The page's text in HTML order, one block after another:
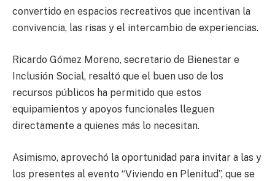
convertido en espacios recreativos que incentivan la
convivencia, las risas y el intercambio de experiencias.
Ricardo Gómez Moreno, secretario de Bienestar e
Inclusión Social, resaltó que el buen uso de los
recursos públicos ha permitido que estos
equipamientos y apoyos funcionales lleguen
directamente a quienes más lo necesitan.
Asimismo, aprovechó la oportunidad para invitar a las y
los presentes al evento “Viviendo en Plenitud”, que se